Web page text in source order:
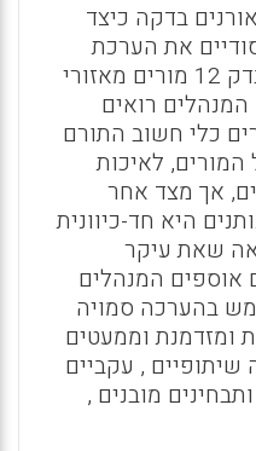
בדקה כיצד
את הערכת
המורים. המחקר החלוצי בדק 12 מורים מאזורי
רואים
כלי חשוב התורם
לאיכות
אך מצד אחר
היא חד-כיוונית
שאת עיקר
אוספים המנהלים
בהערכה סמויה
ומזדמנת וממעטים
, עקביים
מובנים ,